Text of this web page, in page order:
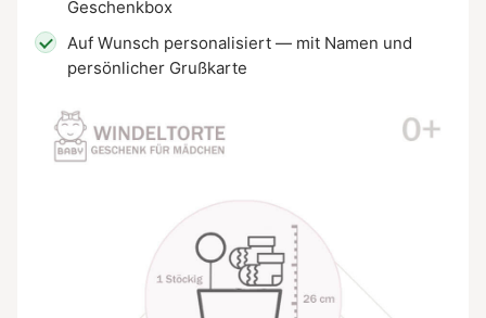
Geschenkbox
Auf Wunsch personalisiert — mit Namen und
persönlicher Grußkarte